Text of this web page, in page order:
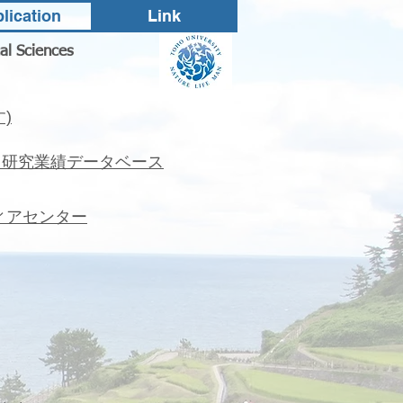
Link
Sciences
)
究業績データベース
アセンター